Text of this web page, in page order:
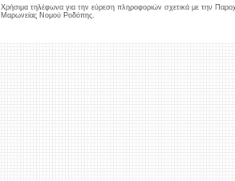
Χρήσιμα τηλέφωνα για την εύρεση πληροφοριών σχετικά με την
Μαρωνείας Νομού Ροδόπης.